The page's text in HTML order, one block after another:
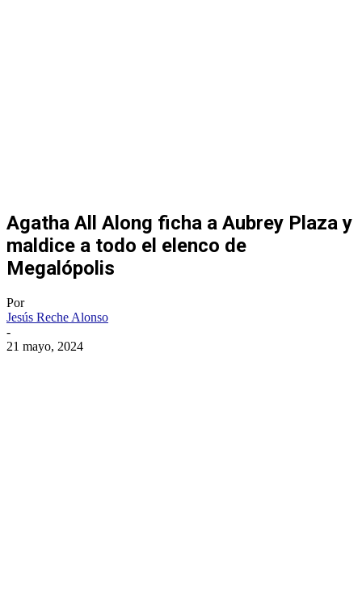
Agatha All Along ficha a Aubrey Plaza y
maldice a todo el elenco de
Megalópolis
Por
Jesús Reche Alonso
-
21 mayo, 2024